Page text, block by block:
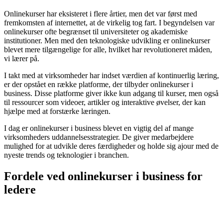
Onlinekurser har eksisteret i flere årtier, men det var først med
fremkomsten af internettet, at de virkelig tog fart. I begyndelsen var
onlinekurser ofte begrænset til universiteter og akademiske
institutioner. Men med den teknologiske udvikling er onlinekurser
blevet mere tilgængelige for alle, hvilket har revolutioneret måden,
vi lærer på.
I takt med at virksomheder har indset værdien af kontinuerlig læring,
er der opstået en række platforme, der tilbyder onlinekurser i
business. Disse platforme giver ikke kun adgang til kurser, men også
til ressourcer som videoer, artikler og interaktive øvelser, der kan
hjælpe med at forstærke læringen.
I dag er onlinekurser i business blevet en vigtig del af mange
virksomheders uddannelsesstrategier. De giver medarbejdere
mulighed for at udvikle deres færdigheder og holde sig ajour med de
nyeste trends og teknologier i branchen.
Fordele ved onlinekurser i business for
ledere